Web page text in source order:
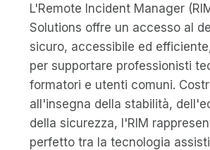
L'Remote Incident Manager
Solutions offre un accesso al
sicuro, accessibile ed
per supportare professionisti
formatori e utenti comuni.
all'insegna della stabilità,
della sicurezza, l'RIM
perfetto tra la tecnologia